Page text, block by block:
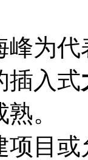
峰为
插入式
。
项目